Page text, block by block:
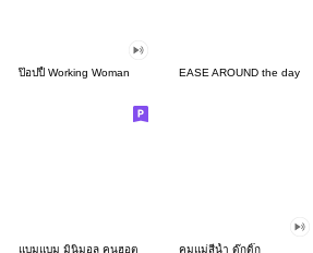
ป๊อปปี้ Working Woman EASE AROUND the day
แบมแบม มินิมอล คนฮอต คูมแม่สีน้ำ ดุ๊กดิ๊ก